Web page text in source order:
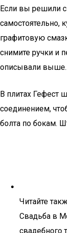
Если вы решили
самостоятельно,
графитовую
снимите ручки и
описывали выше.
В плитах Гефест
соединением,
болта по бокам.
Читайте
Свадьба в
свадебного